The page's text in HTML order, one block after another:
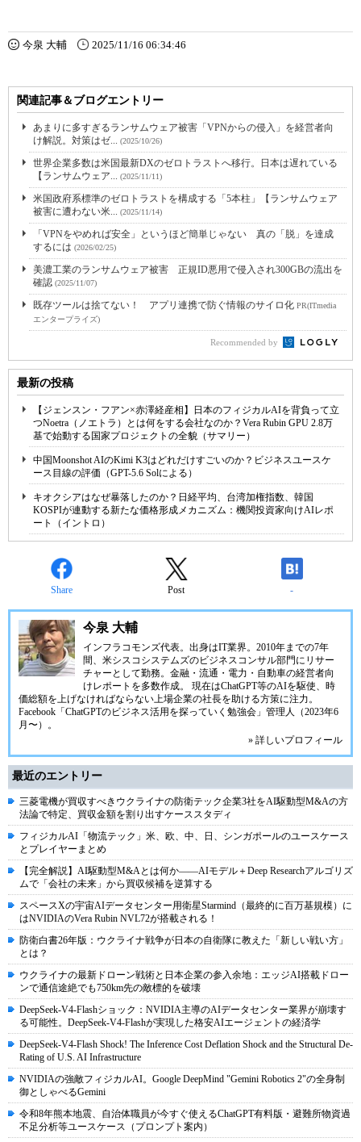
今泉 大輔 2025/11/16 06:34:46
関連記事＆ブログエントリー
あまりに多すぎるランサムウェア被害「VPNからの侵入」を経営者向
け解説。対策はゼ...
(2025/10/26)
世界企業多数は米国最新DXのゼロトラストへ移行。日本は遅れている
【ランサムウェア...
(2025/11/11)
米国政府系標準のゼロトラストを構成する「5本柱」【ランサムウェア
被害に遭わない米...
(2025/11/14)
「VPNをやめれば安全」というほど簡単じゃない 真の「脱」を達成
するには (2026/02/25)
美濃工業のランサムウェア被害 正規ID悪用で侵入され300GBの流出を
確認 (2025/11/07)
既存ツールは捨てない！ アプリ連携で防ぐ情報のサイロ化 PR(ITmedia
エンタープライズ)
Recommended by
最新の投稿
【ジェンスン・フアン×赤澤経産相】日本のフィジカルAIを背負って立
つNoetra（ノエトラ）とは何をする会社なのか？Vera Rubin GPU 2.8万
基で始動する国家プロジェクトの全貌（サマリー）
中国Moonshot AIのKimi K3はどれだけすごいのか？ビジネスユースケ
ース目線の評価（GPT-5.6 Solによる）
キオクシアはなぜ暴落したのか？日経平均、台湾加権指数、韓国
KOSPIが連動する新たな価格形成メカニズム：機関投資家向けAIレポ
ート（イントロ）
Share Post -
今泉 大輔
インフラコモンズ代表。出身はIT業界。2010年までの7年
間、米シスコシステムズのビジネスコンサル部門にリサー
チャーとして勤務。金融・流通・電力・自動車の経営者向
けレポートを多数作成。 現在はChatGPT等のAIを駆使、時
価総額を上げなければならない上場企業の社長を助ける方策に注力。
Facebook「ChatGPTのビジネス活用を探っていく勉強会」管理人（2023年6
月〜）。
» 詳しいプロフィール
最近のエントリー
三菱電機が買収すべきウクライナの防衛テック企業3社をAI駆動型M&Aの方
法論で特定、買収金額を割り出すケーススタディ
フィジカルAI「物流テック」米、欧、中、日、シンガポールのユースケース
とプレイヤーまとめ
【完全解説】AI駆動型M&Aとは何か――AIモデル＋Deep Researchアルゴリズ
ムで「会社の未来」から買収候補を逆算する
スペースXの宇宙AIデータセンター用衛星Starmind（最終的に百万基規模）に
はNVIDIAのVera Rubin NVL72が搭載される！
防衛白書26年版：ウクライナ戦争が日本の自衛隊に教えた「新しい戦い方」
とは？
ウクライナの最新ドローン戦術と日本企業の参入余地：エッジAI搭載ドロー
ンで通信途絶でも750km先の敵標的を破壊
DeepSeek-V4-Flashショック：NVIDIA主導のAIデータセンター業界が崩壊す
る可能性。DeepSeek-V4-Flashが実現した格安AIエージェントの経済学
DeepSeek-V4-Flash Shock! The Inference Cost Deflation Shock and the Structural De-
Rating of U.S. AI Infrastructure
NVIDIAの強敵フィジカルAI。Google DeepMind "Gemini Robotics 2"の全身制
御としゃべるGemini
令和8年熊本地震、自治体職員が今すぐ使えるChatGPT有料版・避難所物資過
不足分析等ユースケース（プロンプト案内）